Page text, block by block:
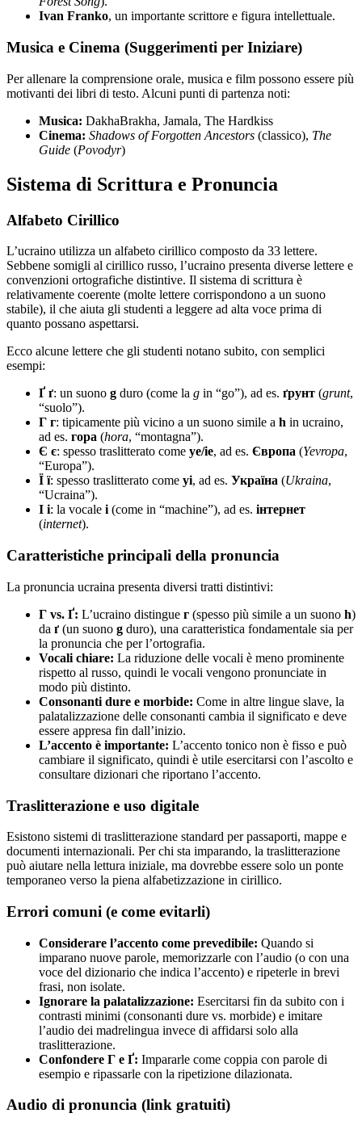
Ivan Franko, un importante scrittore e figura intellettuale.
Musica e Cinema (Suggerimenti per Iniziare)
Per allenare la comprensione orale, musica e film possono essere più
motivanti dei libri di testo. Alcuni punti di partenza noti:
Musica: DakhaBrakha, Jamala, The Hardkiss
Cinema: Shadows of Forgotten Ancestors (classico), The
Guide (Povodyr)
Sistema di Scrittura e Pronuncia
Alfabeto Cirillico
L’ucraino utilizza un alfabeto cirillico composto da 33 lettere.
Sebbene somigli al cirillico russo, l’ucraino presenta diverse lettere e
convenzioni ortografiche distintive. Il sistema di scrittura è
relativamente coerente (molte lettere corrispondono a un suono
stabile), il che aiuta gli studenti a leggere ad alta voce prima di
quanto possano aspettarsi.
Ecco alcune lettere che gli studenti notano subito, con semplici
esempi:
Ґ ґ: un suono g duro (come la g in “go”), ad es. ґрунт (grunt,
“suolo”).
Г г: tipicamente più vicino a un suono simile a h in ucraino,
ad es. гора (hora, “montagna”).
Є є: spesso traslitterato come ye/ie, ad es. Європа (Yevropa,
“Europa”).
Ї ї: spesso traslitterato come yi, ad es. Україна (Ukraina,
“Ucraina”).
І і: la vocale i (come in “machine”), ad es. інтернет
(internet).
Caratteristiche principali della pronuncia
La pronuncia ucraina presenta diversi tratti distintivi:
Г vs. Ґ: L’ucraino distingue г (spesso più simile a un suono h)
da ґ (un suono g duro), una caratteristica fondamentale sia per
la pronuncia che per l’ortografia.
Vocali chiare: La riduzione delle vocali è meno prominente
rispetto al russo, quindi le vocali vengono pronunciate in
modo più distinto.
Consonanti dure e morbide: Come in altre lingue slave, la
palatalizzazione delle consonanti cambia il significato e deve
essere appresa fin dall’inizio.
L’accento è importante: L’accento tonico non è fisso e può
cambiare il significato, quindi è utile esercitarsi con l’ascolto e
consultare dizionari che riportano l’accento.
Traslitterazione e uso digitale
Esistono sistemi di traslitterazione standard per passaporti, mappe e
documenti internazionali. Per chi sta imparando, la traslitterazione
può aiutare nella lettura iniziale, ma dovrebbe essere solo un ponte
temporaneo verso la piena alfabetizzazione in cirillico.
Errori comuni (e come evitarli)
Considerare l’accento come prevedibile: Quando si
imparano nuove parole, memorizzarle con l’audio (o con una
voce del dizionario che indica l’accento) e ripeterle in brevi
frasi, non isolate.
Ignorare la palatalizzazione: Esercitarsi fin da subito con i
contrasti minimi (consonanti dure vs. morbide) e imitare
l’audio dei madrelingua invece di affidarsi solo alla
traslitterazione.
Confondere Г e Ґ: Impararle come coppia con parole di
esempio e ripassarle con la ripetizione dilazionata.
Audio di pronuncia (link gratuiti)